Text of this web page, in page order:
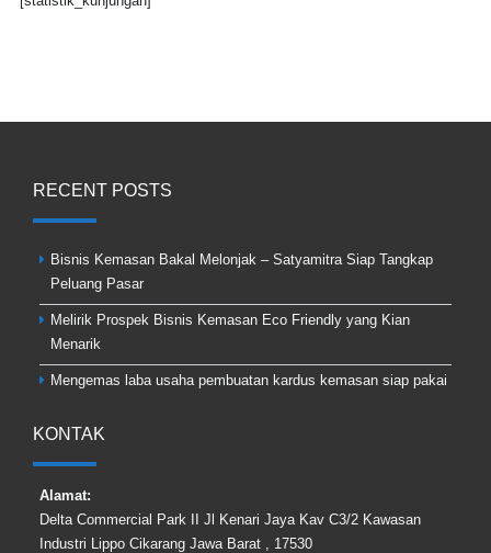
RECENT POSTS
Bisnis Kemasan Bakal Melonjak – Satyamitra Siap Tangkap
Peluang Pasar
Melirik Prospek Bisnis Kemasan Eco Friendly yang Kian
Menarik
Mengemas laba usaha pembuatan kardus kemasan siap pakai
KONTAK
Alamat:
Delta Commercial Park II Jl Kenari Jaya Kav C3/2 Kawasan
Industri Lippo Cikarang Jawa Barat , 17530